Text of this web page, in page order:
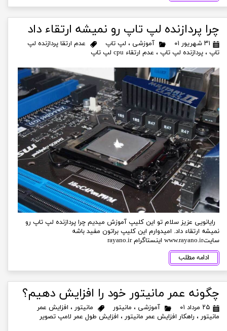
چرا پردازنده لپ تاپ رو نمیشه ارتقاء داد
۳۱ شهریور ۰۱ آموزشی ، لپ تاپ
عدم ارتقا پردازنده لپ
تاپ ، پردازنده لپ تاپ ، عدم ارتقاء cpu لپ تاپ
رایانویی عزیز سلام تو این کلیپ آموزش میدیم چرا پردازنده لپ تاپ رو
نمیشه ارتقاء داد. امیدوارم این کلیپ براتون مفید باشه
سایتwww.rayano.ir اینستاگرام rayano.ir
ادامه مطلب
چگونه عمر مانیتور خود را افزایش دهیم؟
۲۵ مرداد ۰۱ آموزشی ، مانیتور مانیتور ، افزایش عمر
مانیتور ، راهکار افزایش عمر مانیتور ، افزایش طول عمر لامپ تصویر